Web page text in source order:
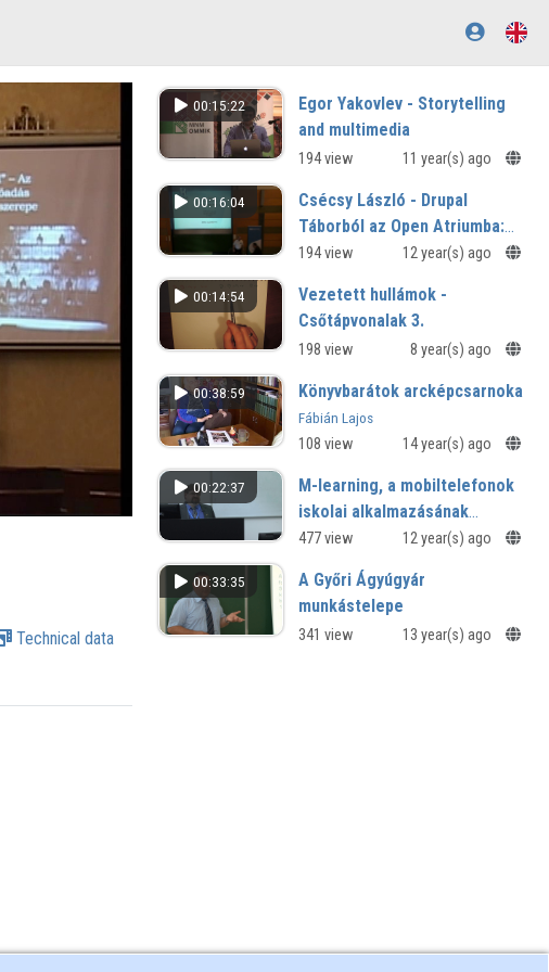
Technical data
00:15:22
Egor Yakovlev - Storytelling
and multimedia
194 view 11 year(s) ago
00:16:04
Csécsy László - Drupal
Táborból az Open Atriumba:
Comment Alter
194 view 12 year(s) ago
00:14:54
Vezetett hullámok -
Csőtápvonalak 3.
198 view 8 year(s) ago
00:38:59 Könyvbarátok arcképcsarnoka
Fábián Lajos
108 view 14 year(s) ago
00:22:37
M-learning, a mobiltelefonok
iskolai alkalmazásának
pedagógiai tapasztalatai
477 view 12 year(s) ago
00:33:35
A Győri Ágyúgyár
munkástelepe
341 view 13 year(s) ago